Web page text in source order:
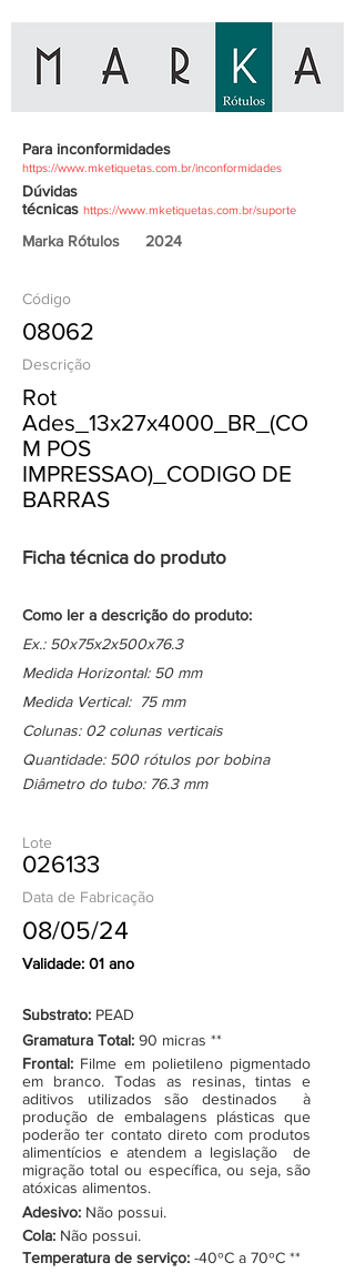
Para inconformidades
https://www.mketiquetas.com.br/inconformidades
Dúvidas
técnicas https://www.mketiquetas.com.br/suporte
Marka Rótulos 2024
Código
08062
Descrição
Rot
Ades_13x27x4000_BR_(CO
M POS
IMPRESSAO)_CODIGO DE
BARRAS
Ficha técnica do produto
Como ler a descrição do produto:
Ex.: 50x75x2x500x76.3
Medida Horizontal: 50 mm
Medida Vertical: 75 mm
Colunas: 02 colunas verticais
Quantidade: 500 rótulos por bobina
Diâmetro do tubo: 76.3 mm
Lote
026133
Data de Fabricação
08/05/24
Validade: 01 ano
Substrato: PEAD
Gramatura Total: 90 micras **
Frontal: Filme em polietileno pigmentado
em branco. Todas as resinas, tintas e
aditivos utilizados são destinados à
produção de embalagens plásticas que
poderão ter contato direto com produtos
alimentícios e atendem a legislação de
migração total ou específica, ou seja, são
atóxicas alimentos.
Adesivo: Não possui.
Cola: Não possui.
Temperatura de serviço: -40ºC a 70ºC **